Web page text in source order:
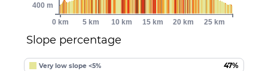
Slope percentage
Very low slope <5% 47%
0 km 5 km 10 km 15 km 20 km 25 km
400 m